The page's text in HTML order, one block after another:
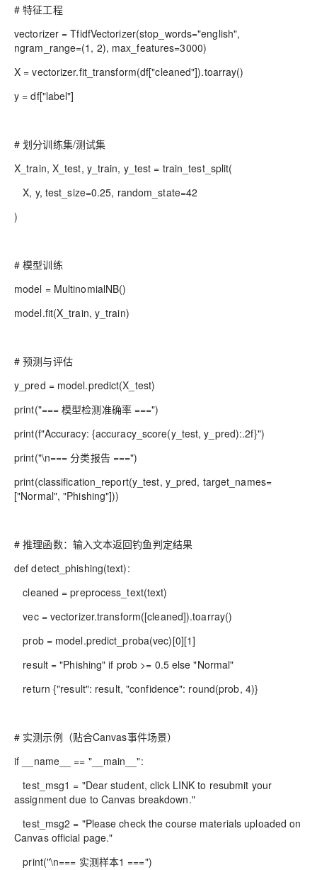
# 特征工程
vectorizer = TfidfVectorizer(stop_words="english",
ngram_range=(1, 2), max_features=3000)
X = vectorizer.fit_transform(df["cleaned"]).toarray()
y = df["label"]
# 划分训练集/测试集
X_train, X_test, y_train, y_test = train_test_split(
X, y, test_size=0.25, random_state=42
)
# 模型训练
model = MultinomialNB()
model.fit(X_train, y_train)
# 预测与评估
y_pred = model.predict(X_test)
print("=== 模型检测准确率 ===")
print(f"Accuracy: {accuracy_score(y_test, y_pred):.2f}")
print("\n=== 分类报告 ===")
print(classification_report(y_test, y_pred, target_names=
["Normal", "Phishing"]))
# 推理函数：输入文本返回钓鱼判定结果
def detect_phishing(text):
cleaned = preprocess_text(text)
vec = vectorizer.transform([cleaned]).toarray()
prob = model.predict_proba(vec)[0][1]
result = "Phishing" if prob >= 0.5 else "Normal"
return {"result": result, "confidence": round(prob, 4)}
# 实测示例（贴合Canvas事件场景）
if __name__ == "__main__":
test_msg1 = "Dear student, click LINK to resubmit your
assignment due to Canvas breakdown."
test_msg2 = "Please check the course materials uploaded on
Canvas official page."
print("\n=== 实测样本1 ===")